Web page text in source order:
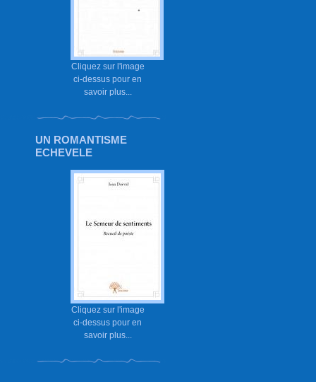
Cliquez sur l'image
ci-dessus pour en
savoir plus...
UN ROMANTISME
ECHEVELE
Cliquez sur l'image
ci-dessus pour en
savoir plus...